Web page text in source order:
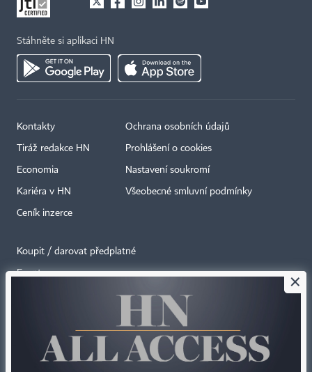
Stáhněte si aplikaci HN
Kontakty
Tiráž redakce HN
Economia
Kariéra v HN
Ceník inzerce
Ochrana osobních údajů
Prohlášení o cookies
Nastavení soukromí
Všeobecné smluvní podmínky
Koupit / darovat předplatné
Eventy ×